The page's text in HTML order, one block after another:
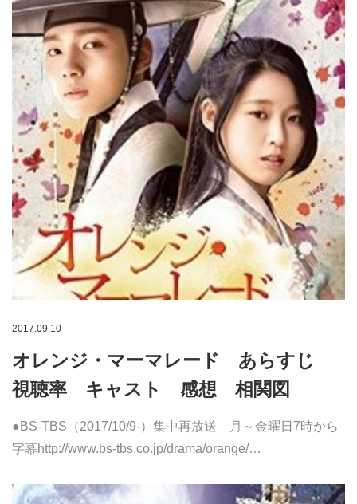
2017.09.10
オレンジ・マーマレード あらすじ
視聴率 キャスト 感想 相関図
●BS-TBS（2017/10/9-）集中再放送 月～金曜日7時から
字幕http://www.bs-tbs.co.jp/drama/orange/…